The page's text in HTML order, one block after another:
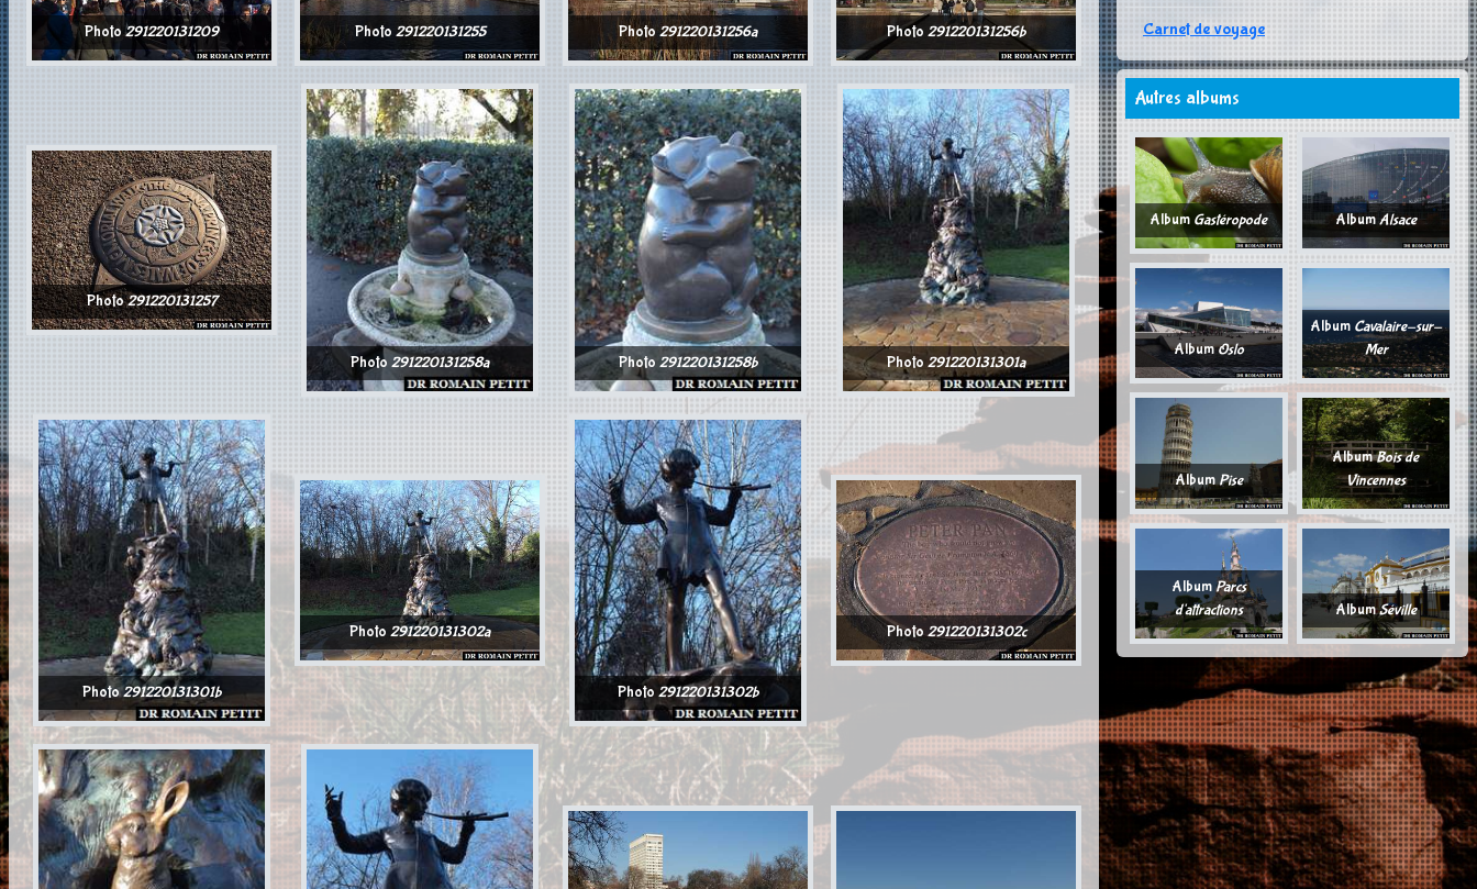
Photo291220131209 Photo 291220131255 Photo291220131256a Photo 291220131256b
Photo291220131257
Photo 291220131258a Photo 291220131258b Photo 291220131301a
Photo291220131301b
Photo 291220131302a
Photo 291220131302b
Photo291220131302c
Carnet de voyage
Autres albums
Album Gastéropode AlbumAlsace
AlbumOslo
Album Cavalaire-sur-
Mer
Album Pise
AlbumBois de
Vincennes
AlbumParcs
d'attractions
AlbumSéville